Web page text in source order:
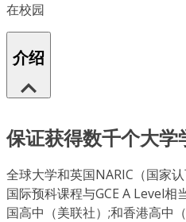
在校园
介绍
保证获得数千个大学
全球大学和英国NARIC（国家
国际预科课程与GCE A Level相
国高中（美联社）;和香港高中（